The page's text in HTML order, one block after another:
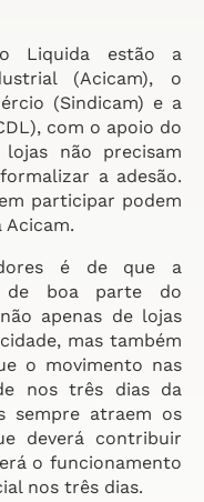
Liquida estão a
(Acicam), o
(Sindicam) e a
com o apoio do
não precisam
a adesão.
participar podem
é de que a
de boa parte do
apenas de lojas
mas também
o movimento nas
nos três dias da
sempre atraem os
deverá contribuir
o funcionamento
nos três dias.